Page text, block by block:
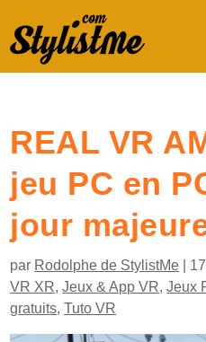
REAL VR
jeu PC en
jour
par Rodolphe de StylistMe
VR XR,Jeux & App VR,Jeux
gratuits,Tuto VR